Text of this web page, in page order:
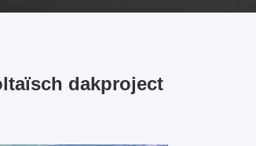
dakproject